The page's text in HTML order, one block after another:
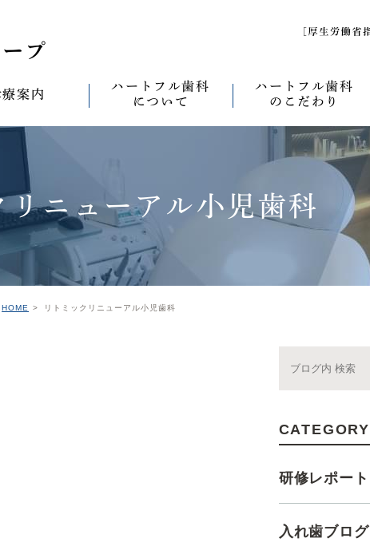
療案内
一覧
治療 ワンデイジルコニア治療
治療 予防・メンテナンス
ント オールオン4
ハートフル歯科
について
ハートフルの治療
院内設備
ハートフル歯科
グループ院の案内
ハートフル歯科
のこだわり
なるべく痛くない治療
なるべく削らない治療
なるべく抜かない治療
なるべく短期間の治療
滅菌管理について
リニューアル小児歯科
HOME リトミックリニューアル小児歯科
CATEGORY
研修レポート
入れ歯ブログ